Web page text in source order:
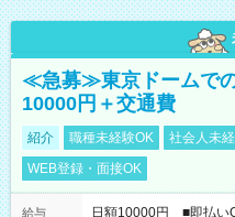
≪急募≫東京ドームで
10000円＋交通費
紹介 職種未経験OK 社会人未
WEB登録・面接OK
給与 日額10000円 ■即払い